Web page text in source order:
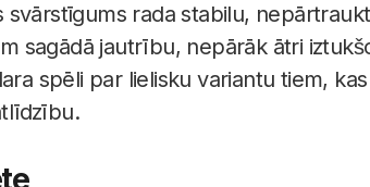
svārstīgums rada stabilu,
sagādā jautrību, nepārāk ātri
spēli par lielisku variantu tiem,